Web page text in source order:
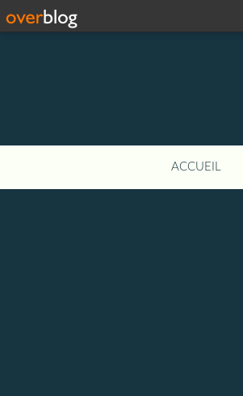
ACCUEIL